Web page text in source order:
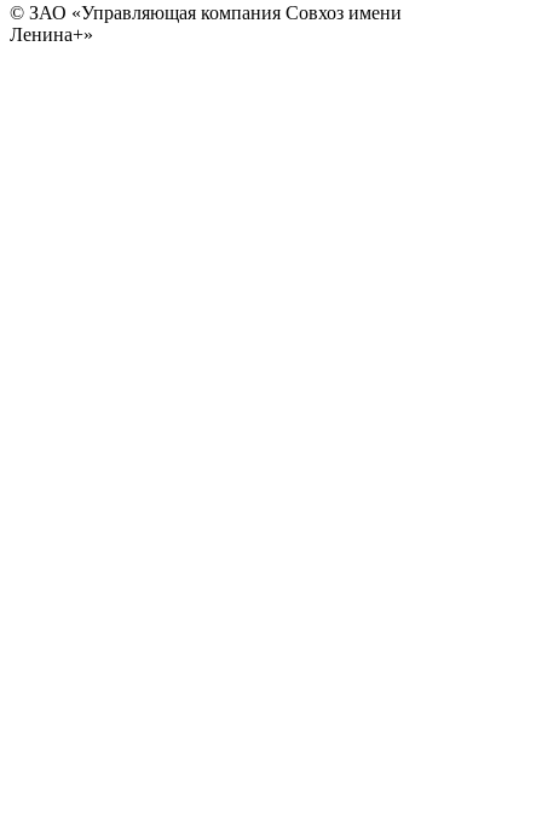
© ЗАО «Управляющая компания Совхоз имени
Ленина+»